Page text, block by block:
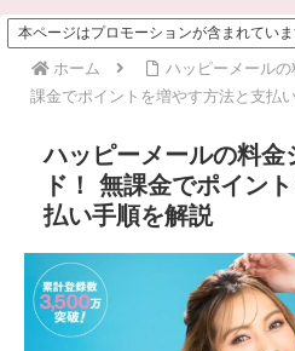
本ページはプロモーションが含まれていま
ホーム
ハッピーメール
課金でポイントを増やす方法と支払
ハッピーメールの料金
ド！ 無課金でポイン
払い手順を解説